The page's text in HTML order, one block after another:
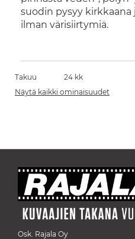
suodin pysyy
ilman värisiirtymiä.
Takuu
24 kk
Näytä kaikki ominaisuudet
Osk. Rajala Oy